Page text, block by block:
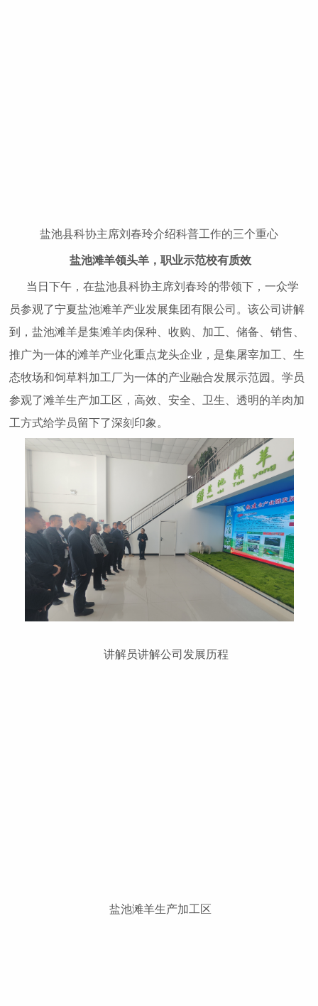
盐池县科协主席刘春玲介绍科普工作的三个重心
盐池滩羊领头羊，职业示范校有质效
当日下午，在盐池县科协主席刘春玲的带领下，一众学
员参观了宁夏盐池滩羊产业发展集团有限公司。该公司讲解
到，盐池滩羊是集滩羊肉保种、收购、加工、储备、销售、
推广为一体的滩羊产业化重点龙头企业，是集屠宰加工、生
态牧场和饲草料加工厂为一体的产业融合发展示范园。学员
参观了滩羊生产加工区，高效、安全、卫生、透明的羊肉加
工方式给学员留下了深刻印象。
讲解员讲解公司发展历程
盐池滩羊生产加工区